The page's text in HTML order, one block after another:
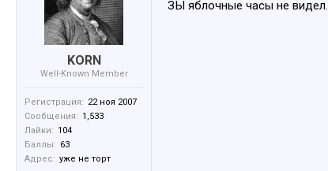
KORN
Well-Known Member
Регистрация: 22 ноя 2007
Сообщения: 1,533
Лайки: 104
Баллы: 63
Адрес: уже не торт
ЗЫ яблочные часы не видел.